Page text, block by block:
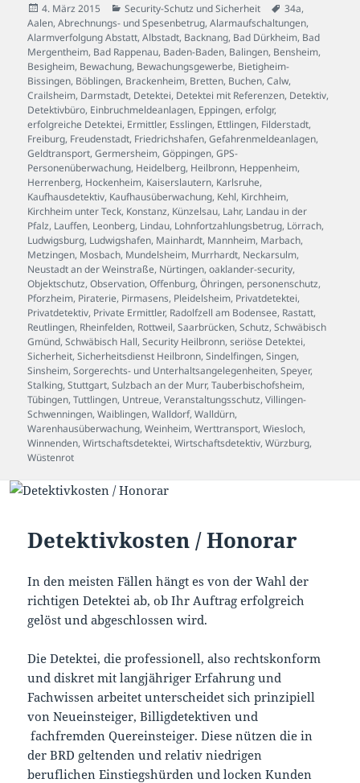
Veröffentlicht
am
4. März 2015 Kategorien
Security-Schutz und Sicherheit Schlagwörter
34a,
Aalen,Abrechnungs- und Spesenbetrug,Alarmaufschaltungen,
Alarmverfolgung Abstatt,Albstadt, Backnang, Bad Dürkheim, Bad
Mergentheim, Bad Rappenau, Baden-Baden, Balingen, Bensheim,
Besigheim, Bewachung, Bewachungsgewerbe, Bietigheim-
Bissingen, Böblingen, Brackenheim, Bretten, Buchen,Calw,
Crailsheim, Darmstadt, Detektei, Detektei mit Referenzen, Detektiv,
Detektivbüro, Einbruchmeldeanlagen, Eppingen,erfolgr,
erfolgreiche Detektei, Ermittler, Esslingen, Ettlingen, Filderstadt,
Freiburg, Freudenstadt, Friedrichshafen,Gefahrenmeldeanlagen,
Geldtransport,Germersheim,Göppingen,GPS-
Personenüberwachung, Heidelberg, Heilbronn, Heppenheim,
Herrenberg, Hockenheim, Kaiserslautern, Karlsruhe,
Kaufhausdetektiv, Kaufhausüberwachung, Kehl, Kirchheim,
Kirchheim unter Teck, Konstanz, Künzelsau, Lahr, Landau in der
Pfalz, Lauffen, Leonberg, Lindau, Lohnfortzahlungsbetrug, Lörrach,
Ludwigsburg, Ludwigshafen, Mainhardt, Mannheim, Marbach,
Metzingen, Mosbach, Mundelsheim, Murrhardt, Neckarsulm,
Neustadt an der Weinstraße, Nürtingen,oaklander-security,
Objektschutz,Observation,Offenburg,Öhringen, personenschutz,
Pforzheim, Piraterie, Pirmasens, Pleidelsheim, Privatdetektei,
Privatdetektiv, Private Ermittler, Radolfzell am Bodensee, Rastatt,
Reutlingen, Rheinfelden, Rottweil,Saarbrücken,Schutz,Schwäbisch
Gmünd,Schwäbisch Hall,Security Heilbronn,seriöse Detektei,
Sicherheit,Sicherheitsdienst Heilbronn,Sindelfingen,Singen,
Sinsheim,Sorgerechts- und Unterhaltsangelegenheiten,Speyer,
Stalking,Stuttgart,Sulzbach an der Murr,Tauberbischofsheim,
Tübingen,Tuttlingen, Untreue,Veranstaltungsschutz,Villingen-
Schwenningen,Waiblingen,Walldorf,Walldürn,
Warenhausüberwachung,Weinheim,Werttransport,Wiesloch,
Winnenden,Wirtschaftsdetektei,Wirtschaftsdetektiv,Würzburg,
Wüstenrot
Detektivkosten / Honorar
In den meisten Fällen hängt es von der Wahl der
richtigen Detektei ab, ob Ihr Auftrag erfolgreich
gelöst und abgeschlossen wird.
Die Detektei, die professionell, also rechtskonform
und diskret mit langjähriger Erfahrung und
Fachwissen arbeitet unterscheidet sich prinzipiell
von Neueinsteiger, Billigdetektiven und
fachfremden Quereinsteiger. Diese nützen die in
der BRD geltenden und relativ niedrigen
beruflichen Einstiegshürden und locken Kunden